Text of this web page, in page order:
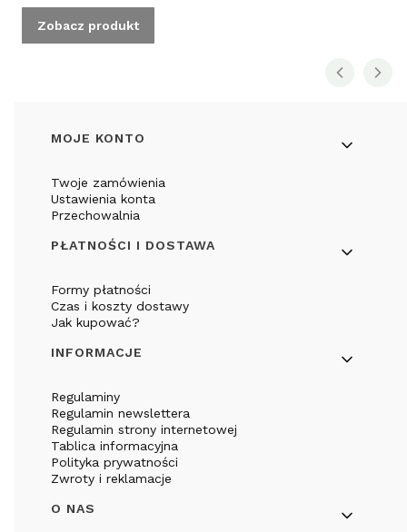
Zobacz produkt
Linki w stopce
MOJE KONTO
Twoje zamówienia
Ustawienia konta
Przechowalnia
PŁATNOŚCI I DOSTAWA
Formy płatności
Czas i koszty dostawy
Jak kupować?
INFORMACJE
Regulaminy
Regulamin newslettera
Regulamin strony internetowej
Tablica informacyjna
Polityka prywatności
Zwroty i reklamacje
O NAS